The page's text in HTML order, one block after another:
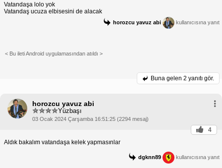
Vatandaşa lolo yok
Vatandaş ucuza elbisesini de alacak
horozcu yavuz abi kullanıcısına yanıt
< Bu ileti Android uygulamasından atıldı >
Buna gelen 2 yanıtı gör.
horozcu yavuz abi
Yüzbaşı
03 Ocak 2024 Çarşamba 16:51:25 (2294 mesaj)
4
Aldık bakalım vatandaşa kelek yapmasınlar
dgknn89 kullanıcısına yanıt